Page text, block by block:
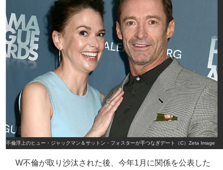
W不倫浮上のヒュー・ジャックマン＆サットン・フォスターが手つなぎデート（C）Zeta Image
W不倫が取り沙汰された後、今年1月に関係を公表した